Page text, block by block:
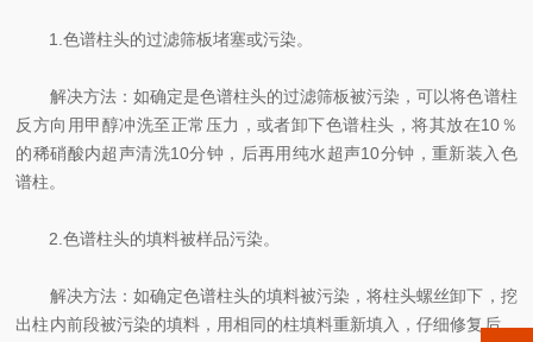
1.色谱柱头的过滤筛板堵塞或污染。
解决方法：如确定是色谱柱头的过滤筛板被污染，可以将色谱柱
反方向用甲醇冲洗至正常压力，或者卸下色谱柱头，将其放在10％
的稀硝酸内超声清洗10分钟，后再用纯水超声10分钟，重新装入色
谱柱。
2.色谱柱头的填料被样品污染。
解决方法：如确定色谱柱头的填料被污染，将柱头螺丝卸下，挖
出柱内前段被污染的填料，用相同的柱填料重新填入，仔细修复后，